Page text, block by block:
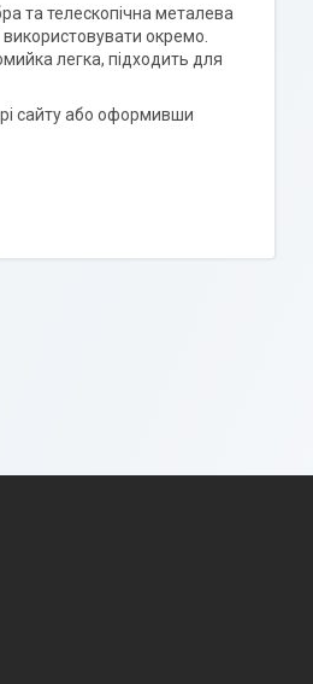
та телескопічна металева
окремо.
легка, підходить для
сайту або оформивши